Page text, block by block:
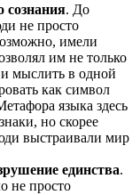
сознания. До
не просто
имели
им не только
мыслить в одной
как символ
языка здесь
но скорее
выстраивали мир
единства.
не просто